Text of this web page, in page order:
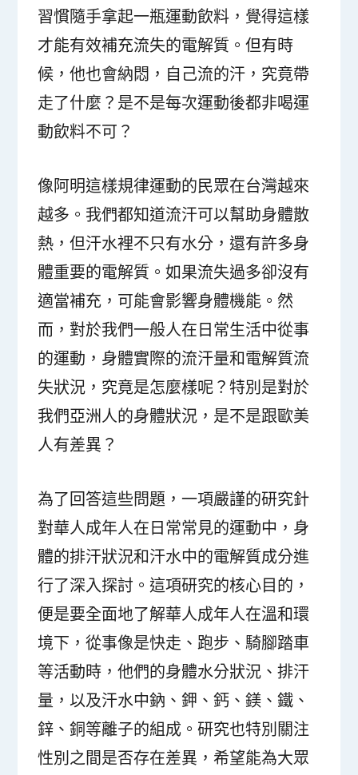
習慣隨手拿起一瓶運動飲料，覺得這樣
才能有效補充流失的電解質。但有時
候，他也會納悶，自己流的汗，究竟帶
走了什麼？是不是每次運動後都非喝運
動飲料不可？
像阿明這樣規律運動的民眾在台灣越來
越多。我們都知道流汗可以幫助身體散
熱，但汗水裡不只有水分，還有許多身
體重要的電解質。如果流失過多卻沒有
適當補充，可能會影響身體機能。然
而，對於我們一般人在日常生活中從事
的運動，身體實際的流汗量和電解質流
失狀況，究竟是怎麼樣呢？特別是對於
我們亞洲人的身體狀況，是不是跟歐美
人有差異？
為了回答這些問題，一項嚴謹的研究針
對華人成年人在日常常見的運動中，身
體的排汗狀況和汗水中的電解質成分進
行了深入探討。這項研究的核心目的，
便是要全面地了解華人成年人在溫和環
境下，從事像是快走、跑步、騎腳踏車
等活動時，他們的身體水分狀況、排汗
量，以及汗水中鈉、鉀、鈣、鎂、鐵、
鋅、銅等離子的組成。研究也特別關注
性別之間是否存在差異，希望能為大眾